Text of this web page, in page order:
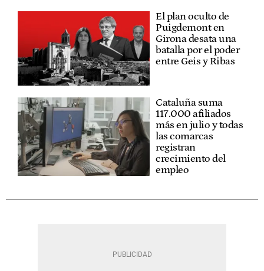
El plan oculto de
Puigdemont en
Girona desata una
batalla por el poder
entre Geis y Ribas
Cataluña suma
117.000 afiliados
más en julio y todas
las comarcas
registran
crecimiento del
empleo